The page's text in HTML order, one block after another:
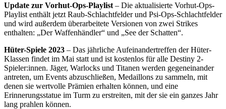
Update zur Vorhut-Ops-Playlist – Die aktualisierte Vorhut-Ops-
Playlist enthält jetzt Raub-Schlachtfelder und Psi-Ops-Schlachtfelder
und wird außerdem überarbeitete Versionen von zwei Strikes
enthalten: „Der Waffenhändler“ und „See der Schatten“.
Hüter-Spiele 2023 – Das jährliche Aufeinandertreffen der Hüter-
Klassen findet im Mai statt und ist kostenlos für alle Destiny 2-
Spieler:innen. Jäger, Warlocks und Titanen werden gegeneinander
antreten, um Events abzuschließen, Medaillons zu sammeln, mit
denen sie wertvolle Prämien erhalten können, und eine
Erinnerungsstatue im Turm zu erstreiten, mit der sie ein ganzes Jahr
lang prahlen können.